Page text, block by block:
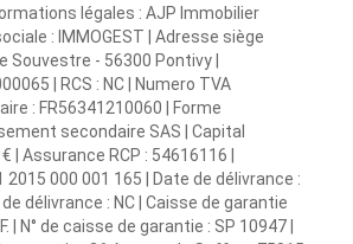
légales : AJP Immobilier
: IMMOGEST | Adresse siège
Souvestre - 56300 Pontivy |
| RCS : NC | Numero TVA
: FR56341210060 | Forme
secondaire SAS | Capital
| Assurance RCP : 54616116 |
2015 000 001 165 | Date de délivrance :
délivrance : NC | Caisse de garantie
| N° de caisse de garantie : SP 10947 |